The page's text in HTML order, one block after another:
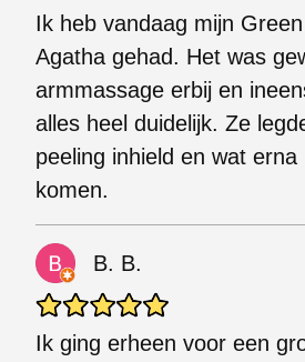
Ik heb vandaag mijn
Agatha gehad. Het was
armmassage erbij en ineens,
alles heel duidelijk. Ze
peeling inhield en wat
komen.
B. B.
Ik ging erheen voor een